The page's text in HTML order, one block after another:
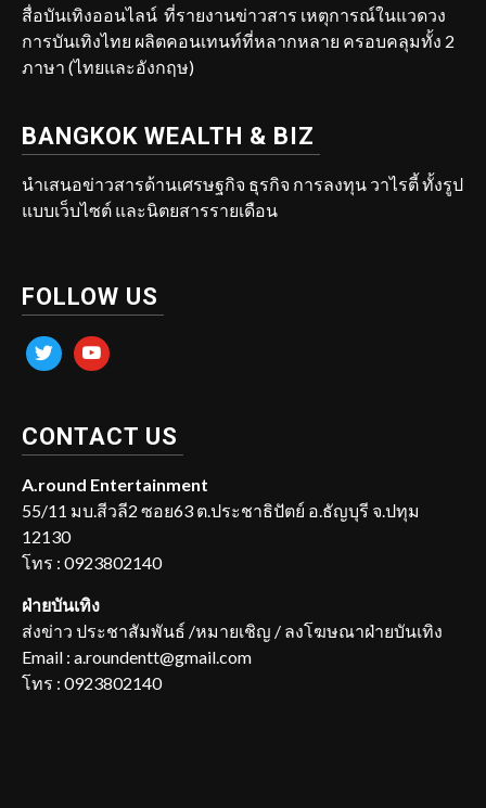
สื่อบันเทิงออนไลน์ ที่รายงานข่าวสาร เหตุการณ์ในแวดวง
การบันเทิงไทย ผลิตคอนเทนท์ที่หลากหลาย ครอบคลุมทั้ง 2
ภาษา (ไทยและอังกฤษ)
BANGKOK WEALTH & BIZ
นำเสนอข่าวสารด้านเศรษฐกิจ ธุรกิจ การลงทุน วาไรตี้ ทั้งรูป
แบบเว็บไซต์ และนิตยสารรายเดือน
FOLLOW US
twitter youtube
CONTACT US
A.round Entertainment
55/11 มบ.สีวลี2 ซอย63 ต.ประชาธิปัตย์ อ.ธัญบุรี จ.ปทุม
12130
โทร : 0923802140
ฝ่ายบันเทิง
ส่งข่าว ประชาสัมพันธ์ /หมายเชิญ / ลงโฆษณาฝ่ายบันเทิง
Email : a.roundentt@gmail.com
โทร : 0923802140